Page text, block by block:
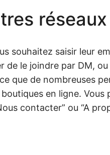
souhaitez saisir leur
de le joindre par DM,
que de nombreuses
en ligne.
contacter” ou “A